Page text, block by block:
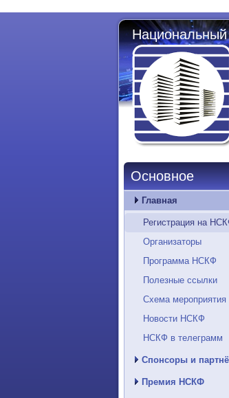
Основное
Главная
Регистрация на
Организаторы
Программа НСКФ
Полезные ссылки
Схема мероприятия
Новости НСКФ
НСКФ в телеграмм
Спонсоры и
Премия НСКФ